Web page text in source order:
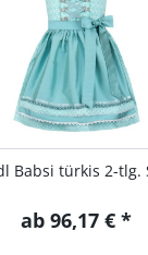
Babsi türkis 2-tlg.
ab 96,17 € *